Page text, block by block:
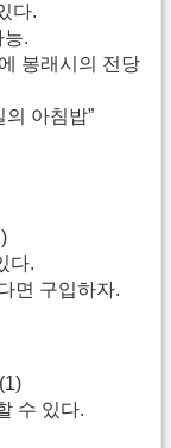
다.
능.
봉래시의 전당
아침밥”
다.
면 구입하자.
수 있다.